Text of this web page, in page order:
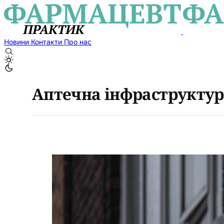
Новини Контакти Про нас
Аптечна